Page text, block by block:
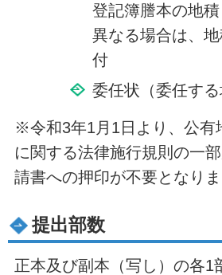
登記簿謄本の地
異なる場合は、
付
委任状（委任する
※令和3年1月1日より、公有
に関する法律施行規則の一
請書への押印が不要となりま
提出部数
正本及び副本（写し）の各1